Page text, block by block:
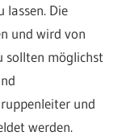
lassen. Die
und wird von
sollten möglichst
und
werden.